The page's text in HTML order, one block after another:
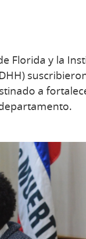
Florida y la
a